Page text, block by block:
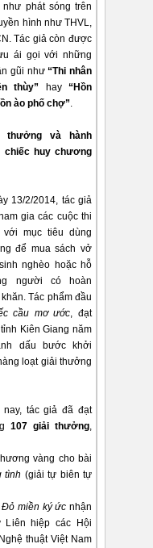
như phát sóng trên
hình như THVL,
Tác giả còn được
ái gọi với những
gũi như“Thi nhân
thùy” hay “Hồn
ào phố chợ”.
thưởng và hành
chiếc huy chương
13/2/2014, tác giả
gia các cuộc thi
với mục tiêu dùng
để mua sách vở
nghèo hoặc hỗ
người có hoàn
Tác phẩm đầu
cầu mơ ước, đạt
Kiên Giang năm
dấu bước khởi
loạt giải thưởng
nay, tác giả đã đạt
107 giải thưởng,
vàng cho bài
tình (giải tự biên tự
Đỏ miền ký ức nhận
Liên hiệp các Hội
thuật Việt Nam